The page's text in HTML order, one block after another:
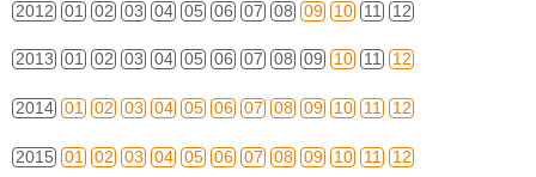
2012 01 02 03 04 05 06 07 08 09 10 11 12
2013 01 02 03 04 05 06 07 08 09 10 11 12
2014 01 02 03 04 05 06 07 08 09 10 11 12
2015 01 02 03 04 05 06 07 08 09 10 11 12